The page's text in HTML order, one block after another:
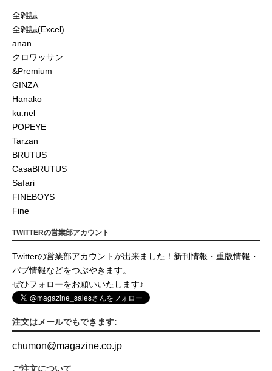
全雑誌
全雑誌(Excel)
anan
クロワッサン
&Premium
GINZA
Hanako
ku:nel
POPEYE
Tarzan
BRUTUS
CasaBRUTUS
Safari
FINEBOYS
Fine
TWITTERの営業部アカウント
Twitterの営業部アカウントが出来ました！新刊情報・重版情報・
パブ情報などをつぶやきます。
ぜひフォローをお願いいたします♪
注文はメールでもできます:
chumon@magazine.co.jp
ご注文について